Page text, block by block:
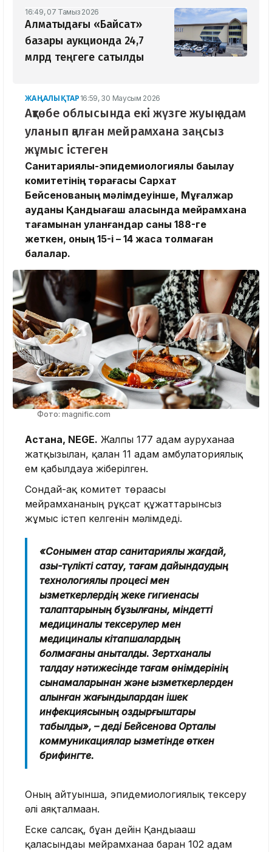
16:49, 07 Тамыз 2026
Алматыдағы «Байсат»
базары аукционда 24,7
млрд теңгеге сатылды
ЖАҢАЛЫҚТАР 16:59, 30 Маусым 2026
Ақтөбе облысында екі жүзге жуық адам
уланып қалған мейрамхана заңсыз
жұмыс істеген
Санитариялық-эпидемиологиялық бақылау
комитетінің төрағасы Сархат
Бейсенованың мәлімдеуінше, Мұғалжар
ауданы Қандыағаш қаласында мейрамхана
тағамынан уланғандар саны 188-ге
жеткен, оның 15-і – 14 жасқа толмаған
балалар.
Фото: magnific.com
Астана, NEGE. Жалпы 177 адам ауруханаға
жатқызылған, қалған 11 адам амбулаториялық
ем қабылдауға жіберілген.
Сондай-ақ комитет төрағасы
мейрамхананың рұқсат құжаттарынсыз
жұмыс істеп келгенін мәлімдеді.
«Сонымен қатар санитариялық жағдай,
азық-түлікті сақтау, тағам дайындаудың
технологиялық процесі мен
қызметкерлердің жеке гигиенасы
талаптарының бұзылғаны, міндетті
медициналық тексерулер мен
медициналық кітапшалардың
болмағаны анықталды. Зертханалық
талдау нәтижесінде тағам өнімдерінің
сынамаларынан және қызметкерлерден
алынған жағындылардан ішек
инфекциясының қоздырғыштары
табылды», – деді Бейсенова Орталық
коммуникациялар қызметінде өткен
брифингте.
Оның айтуынша, эпидемиологиялық тексеру
әлі аяқталмаған.
Еске салсақ, бұған дейін Қандыағаш
қаласындағы мейрамханаға барған 102 адам